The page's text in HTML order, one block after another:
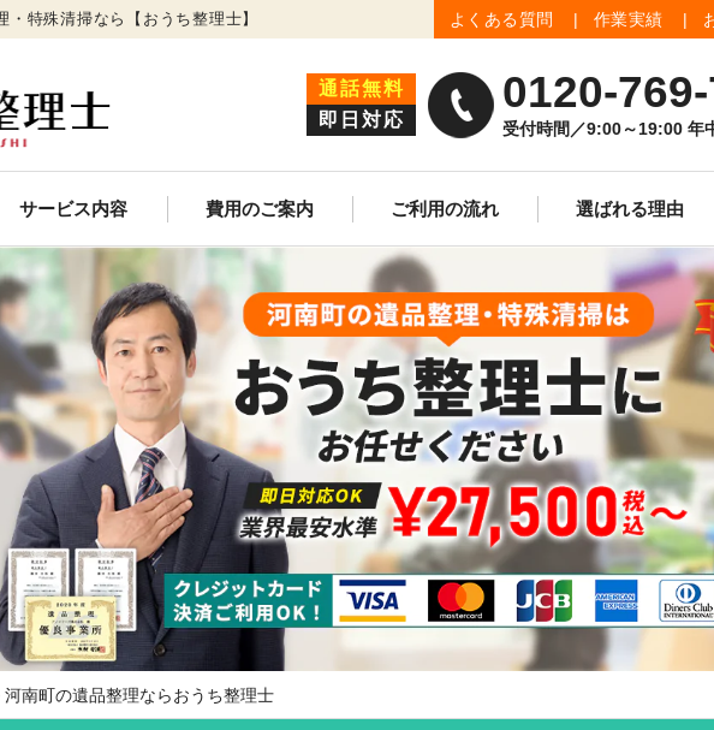
特殊清掃なら【おうち整理士】 よくある質問 作業実績
通話無料
即日対応
0120-
受付時間／9:00～19:00 年
サービス内容
特殊清掃 生前整理 遺品買取査定 ゴミ屋敷清掃
費用のご案内 ご利用の流れ 選ばれる理由
河南町の遺品整理ならおうち整理士